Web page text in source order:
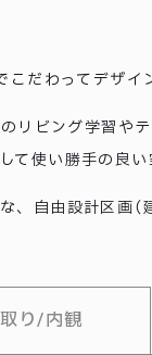
だわってデザイ
のリビング学習
て使い勝手の良
自由設計区画（
り/内観